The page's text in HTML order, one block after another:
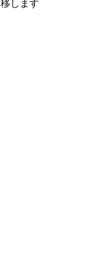
します